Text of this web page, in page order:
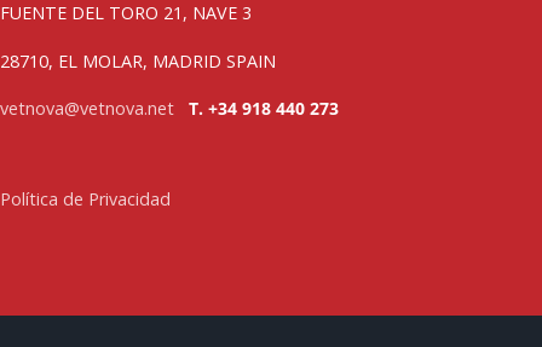
FUENTE DEL TORO 21, NAVE 3
28710, EL MOLAR, MADRID SPAIN
vetnova@vetnova.net T. +34 918 440 273
Política de Privacidad